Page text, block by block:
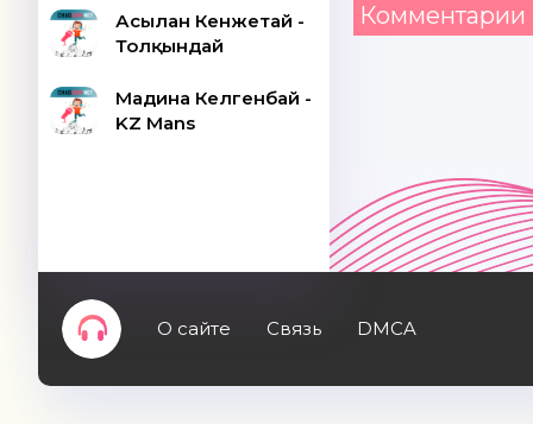
Асылан Кенжетай -
Толқындай
Мадина Келгенбай -
KZ Mans
Комментарии
О сайте Связь DMCA